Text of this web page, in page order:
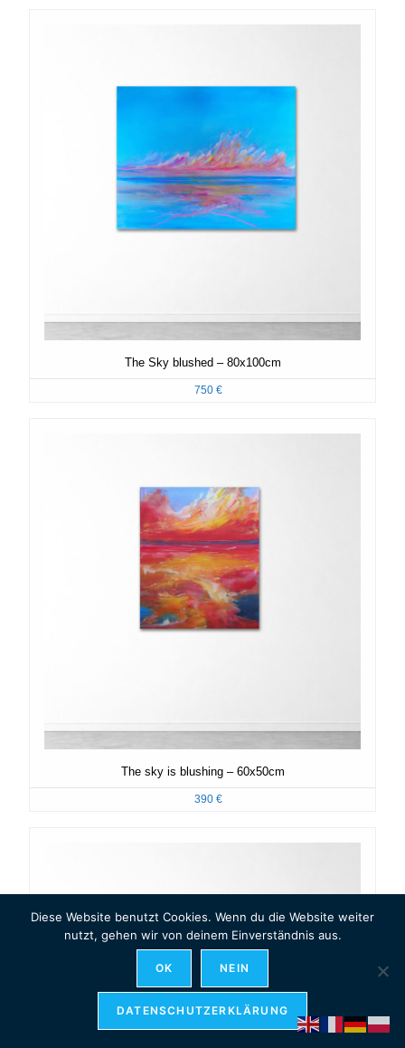
The Sky blushed – 80x100cm
750 €
The sky is blushing – 60x50cm
390 €
Diese Website benutzt Cookies. Wenn du die Website weiter
nutzt, gehen wir von deinem Einverständnis aus.
OK NEIN
DATENSCHUTZERKLÄRUNG